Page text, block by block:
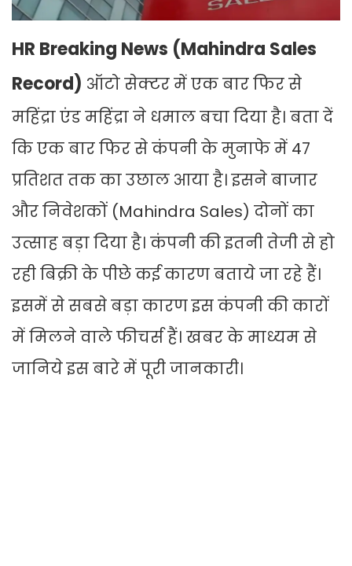
HR Breaking News (Mahindra Sales
Record) ऑटो सेक्टर में एक बार फिर से
महिंद्रा एंड महिंद्रा ने धमाल बचा दिया है। बता दें
कि एक बार फिर से कंपनी के मुनाफे में 47
प्रतिशत तक का उछाल आया है। इसने बाजार
और निवेशकों (Mahindra Sales) दोनों का
उत्साह बड़ा दिया है। कंपनी की इतनी तेजी से हो
रही बिक्री के पीछे कई कारण बताये जा रहे हैं।
इसमें से सबसे बड़ा कारण इस कंपनी की कारों
में मिलने वाले फीचर्स हैं। खबर के माध्यम से
जानिये इस बारे में पूरी जानकारी।